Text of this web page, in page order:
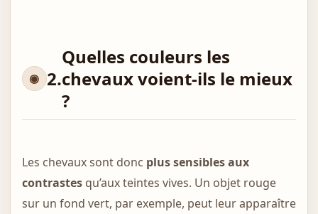
2.
Quelles couleurs les
chevaux voient-ils le mieux
?
Les chevaux sont donc plus sensibles aux
contrastesqu’aux teintes vives. Un objet rouge
sur un fond vert, par exemple, peut leur apparaître